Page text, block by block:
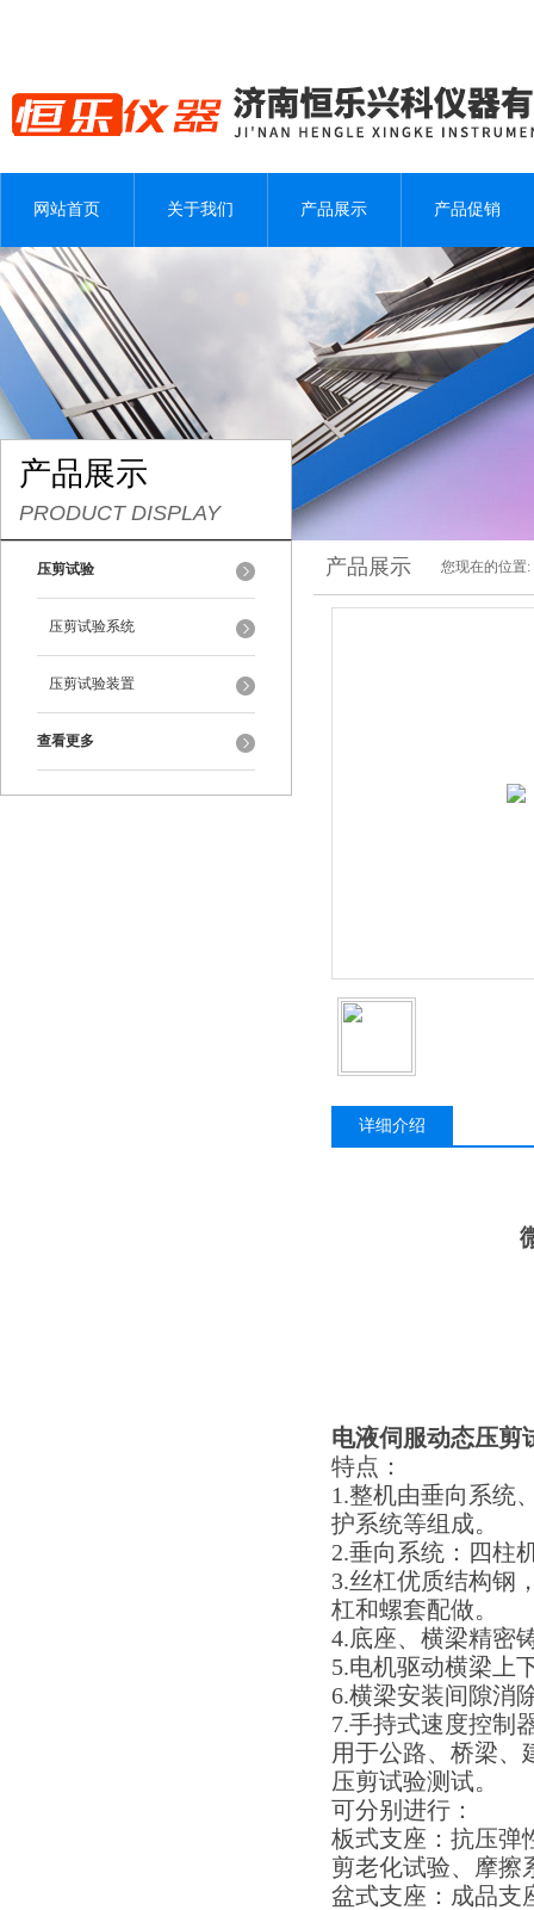
网站首页 关于我们 产品展示 产品促销
产品展示
PRODUCT DISPLAY
压剪试验
压剪试验系统
压剪试验装置
查看更多
产品展示 您现在的位置:
详细介绍
电液伺服动态压剪
特点：
1.整机由垂向系统
护系统等组成。
2.垂向系统：四柱
3.丝杠优质结构钢
杠和螺套配做。
4.底座、横梁精密
5.电机驱动横梁上
6.横梁安装间隙消
7.手持式速度控制
用于公路、桥梁、
压剪试验测试。
可分别进行：
板式支座：抗压弹
剪老化试验、摩擦
盆式支座：成品支